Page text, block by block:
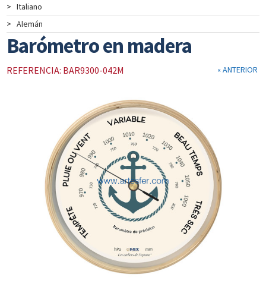
>Italiano
>Alemán
Barómetro en madera
REFERENCIA: BAR9300-042M « ANTERIOR